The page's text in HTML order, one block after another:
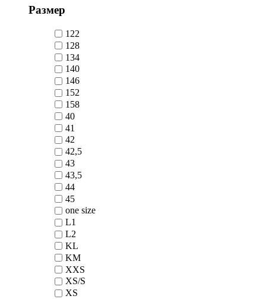
Размер
122
128
134
140
146
152
158
40
41
42
42,5
43
43,5
44
45
one size
L1
L2
KL
KM
XXS
XS/S
XS